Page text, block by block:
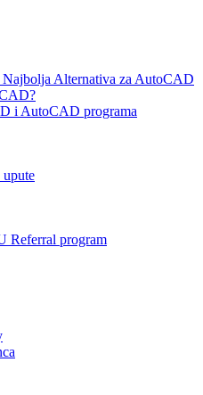
Alternativa za AutoCAD
i AutoCAD programa
upute
Referral program